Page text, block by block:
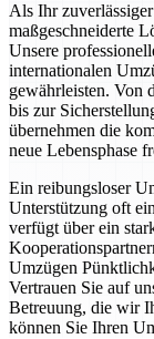
Als Ihr
maßgeschneiderte
Unsere
internationalen
gewährleisten. Von
bis zur
übernehmen die
neue Lebensphase
Ein reibungsloser
Unterstützung oft
verfügt über ein
Umzügen
Vertrauen Sie auf
Betreuung, die wir
können Sie Ihren